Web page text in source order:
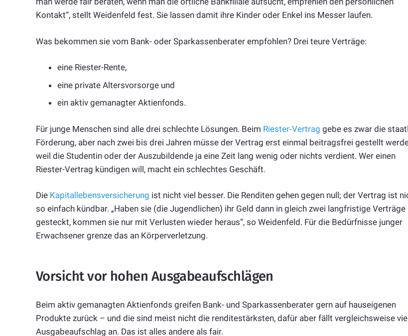
Kontakt“, stellt Weidenfeld fest. Sie lassen damit ihre Kinder oder Enkel ins Messer laufen.
Was bekommen sie vom Bank- oder Sparkassenberater empfohlen? Drei teure Verträge:
eine Riester-Rente,
eine private Altersvorsorge und
ein aktiv gemanagter Aktienfonds.
Für junge Menschen sind alle drei schlechte Lösungen. Beim Riester-Vertrag gebe es zwar die
Förderung, aber nach zwei bis drei Jahren müsse der Vertrag erst einmal beitragsfrei gestellt
weil die Studentin oder der Auszubildende ja eine Zeit lang wenig oder nichts verdient. Wer einen
Riester-Vertrag kündigen will, macht ein schlechtes Geschäft.
Die Kapitallebensversicherung ist nicht viel besser. Die Renditen gehen gegen null; der Vertrag ist
so einfach kündbar. „Haben sie (die Jugendlichen) ihr Geld dann in gleich zwei langfristige Verträge
gesteckt, kommen sie nur mit Verlusten wieder heraus“, so Weidenfeld. Für die Bedürfnisse junger
Erwachsener grenze das an Körperverletzung.
Vorsicht vor hohen Ausgabeaufschlägen
Beim aktiv gemanagten Aktienfonds greifen Bank- und Sparkassenberater gern auf hauseigenen
Produkte zurück – und die sind meist nicht die renditestärksten, dafür aber fällt vergleichsweise
Ausgabeaufschlag an. Das ist alles andere als fair.